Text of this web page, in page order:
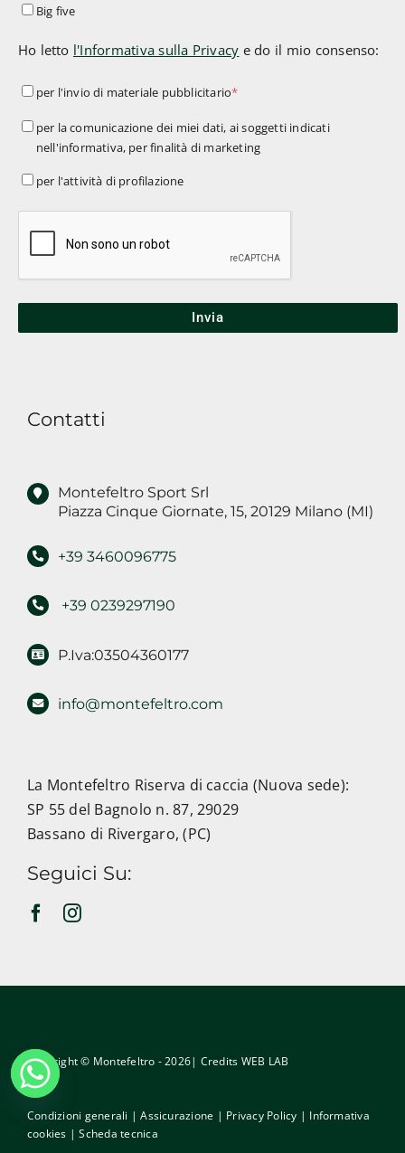
Big five
Ho letto l'Informativa sulla Privacy e do il mio consenso:
per
pubblicitario*
per l'invio di materiale pubblicitario*
per
comunicazione
di
per la comunicazione dei miei dati, ai soggetti indicati
nell'informativa, per finalità di marketing
per
di
profilazione
per l'attività di profilazione
Contatti
Montefeltro Sport Srl
Piazza Cinque Giornate, 15, 20129 Milano (MI)
+39 3460096775
+39 0239297190
P.Iva:03504360177
info@montefeltro.com
La Montefeltro Riserva di caccia (Nuova sede):
SP 55 del Bagnolo n. 87, 29029
Bassano di Rivergaro, (PC)
Seguici Su:
Copyright © Montefeltro - 2026| Credits WEB LAB
Condizioni generali |Assicurazione | Privacy Policy | Informativa
cookies |Scheda tecnica